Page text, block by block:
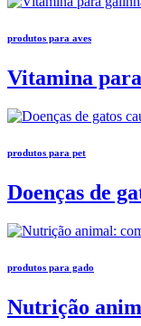
produtos para aves
Vitamina
produtos para pet
Doenças de
produtos para gado
Nutrição